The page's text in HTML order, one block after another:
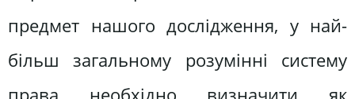
предмет нашого дослідження, у най-
більш загальному розумінні систему